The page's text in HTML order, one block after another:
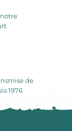
de
1976